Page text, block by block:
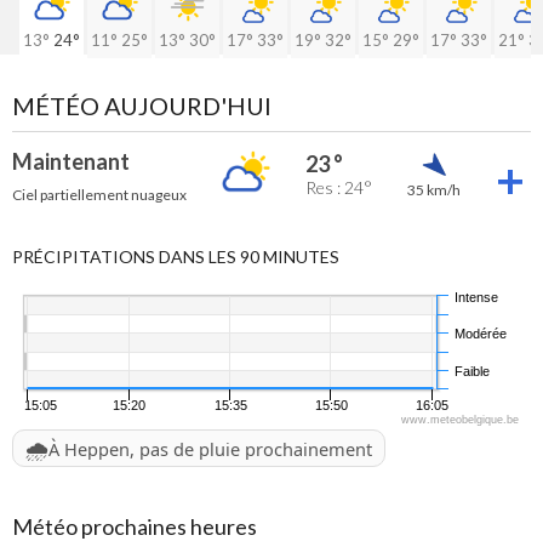
13° 24° 11° 25° 13° 30° 17° 33° 19° 32° 15° 29° 17° 33° 21°
MÉTÉO AUJOURD'HUI
Maintenant
Ciel partiellement nuageux
23 °
Res : 24° 35 km/h
PRÉCIPITATIONS DANS LES 90 MINUTES
15:05 15:20 15:35 15:50 16:05
Faible
Modérée
Intense
www.meteobelgique.be
🌧️À Heppen, pas de pluie prochainement
Météo prochaines heures